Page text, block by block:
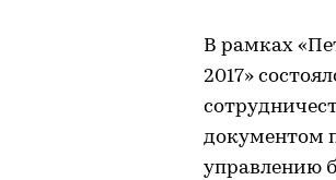
В рамках
2017»
документом
управлению